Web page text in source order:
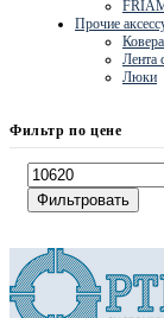
Прочие
Ковера
Лента
Люки
Фильтр по цене
Фильтровать